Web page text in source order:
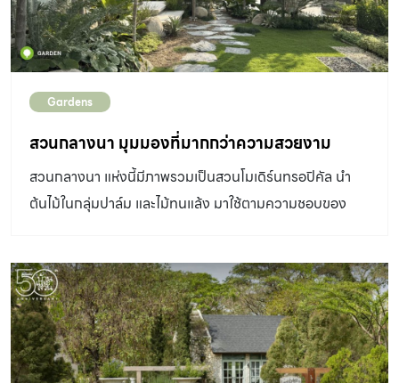
ต่างๆ และภาคสาม (บทที่21-25) ให้เห็นถึงโครงสร้างสวนและ
ภาพของสวนญี่ปุ่นนับจากนี้ โดยผู้เขียน คุณภูริวัจน์ วรากิติ
ยาวิโรจกุล ผู้เชี่ยวชาญการจัดสวนญี่ปุ่นที่หลงใหลในปรัชญา
วาบิซาบิ จะค่อยๆพาผู้อ่านเดินทางผ่านทุกแนวคิดที่ก่อให้เกิด
Gardens
สวนกลางนา มุมมองที่มากกว่าความสวยงาม
สวนกลางนา แห่งนี้มีภาพรวมเป็นสวนโมเดิร์นทรอปิคัล นำ
ต้นไม้ในกลุ่มปาล์ม และไม้ทนแล้ง มาใช้ตามความชอบของ